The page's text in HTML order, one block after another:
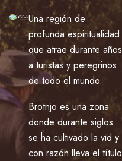
Una región de
profunda espiritualidad
que atrae durante años
a turistas y peregrinos
de todo el mundo.
Brotnjo es una zona
donde durante siglos
se ha cultivado la vid y
con razón lleva el título